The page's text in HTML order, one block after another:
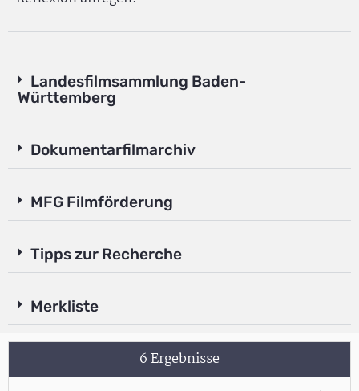
Landesfilmsammlung Baden-
Württemberg
Dokumentarfilmarchiv
MFG Filmförderung
Tipps zur Recherche
Merkliste
6 Ergebnisse